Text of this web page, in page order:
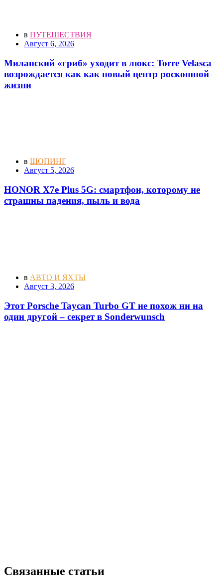
в ПУТЕШЕСТВИЯ
Август 6, 2026
Миланский «гриб» уходит в люкс: Torre Velasca
возрождается как как новый центр роскошной
жизни
в ШОПИНГ
Август 5, 2026
HONOR X7e Plus 5G: смартфон, которому не
страшны падения, пыль и вода
в АВТО И ЯХТЫ
Август 3, 2026
Этот Porsche Taycan Turbo GT не похож ни на
один другой – секрет в Sonderwunsch
Связанные статьи